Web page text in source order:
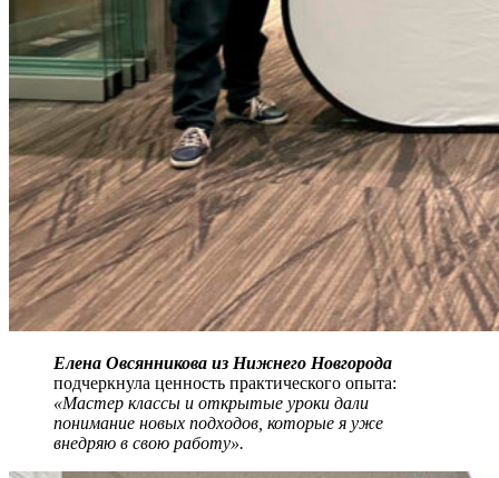
Елена Овсянникова из Нижнего Новгорода
подчеркнула ценность практического опыта:
«Мастер классы и открытые уроки дали
понимание новых подходов, которые я уже
внедряю в свою работу».